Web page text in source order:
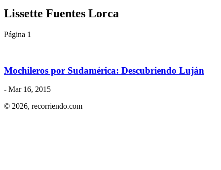
Lissette Fuentes Lorca
Página 1
Mochileros por Sudamérica: Descubriendo Luján
- Mar 16, 2015
© 2026, recorriendo.com